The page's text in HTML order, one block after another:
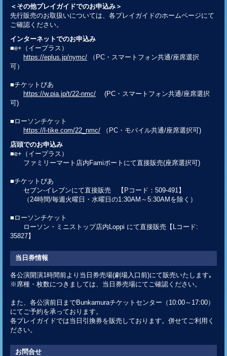
＜その他プレイガイドでのお申込み＞
先行販売のお取扱いについては、各プレイガイドのホームページにて
ご確認ください。
インターネットでのお申込み
■e+（イープラス）
https://eplus.jp/nymc/ （PC・スマートフォン共通/座席選択
可）
■チケットぴあ
https://w.pia.jp/t/22-nmc/ (PC・スマートフォン共通/座席選択
可)
■ローソンチケット
https://l-tike.com/22_nmc/ （PC・モバイル共通/座席選択可)
店頭でのお申込み
■e+（イープラス）
ファミリーマート店内Famiポートにて直接販売(座席選択可)
■チケットぴあ
セブン-イレブンにて直接販売 【Pコード：509-491】
（24時間/毎週火曜日・水曜日の1:30AM～5:30AMを除く）
■ローソンチケット
ローソン・ミニストップ店内Loppi にて直接販売【Lコード:
35827】
当日券情報
各公演開演1時間前より当日券売場(劇場入口前)にて販売いたします｡
※席種・枚数につきましては、当日券売場にてご確認ください。
また、各公演前日までBunkamuraチケットセンター（10:00～17:00）
にてご予約を承っております。
各プレイガイドでは当日引換券を販売しております。併せてご利用く
ださい。
お問合せ